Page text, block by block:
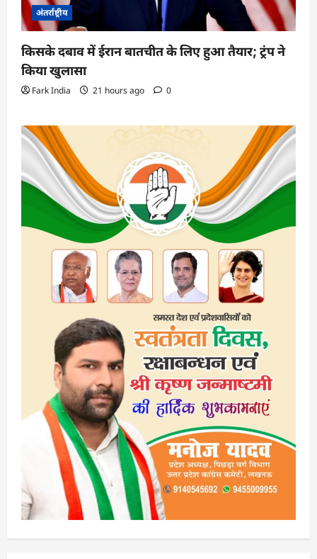
अंतर्राष्ट्रीय
किसके दबाव में ईरान बातचीत के लिए हुआ तैयार; ट्रंप ने
किया खुलासा
Fark India 21 hours ago 0